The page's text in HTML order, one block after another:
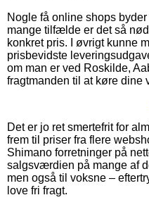
Nogle få online shops
mange tilfælde er det så
konkret pris. I øvrigt kunne
prisbevidste
om man er ved Roskilde,
fragtmanden til at køre dine
Det er jo ret smertefrit for
frem til priser fra flere
Shimano forretninger på
salgsværdien på mange af
men også til voksne –
love fri fragt.